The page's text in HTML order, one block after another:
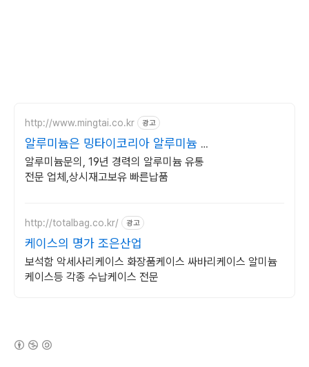
http://www.mingtai.co.kr 광고
알루미늄은 밍타이코리아 알루미늄 종
합유통회사
알루미늄문의, 19년 경력의 알루미늄 유통
전문 업체,상시재고보유 빠른납품
http://totalbag.co.kr/ 광고
케이스의 명가 조은산업
보석함 악세사리케이스 화장품케이스 싸바리케이스 알미늄
케이스등 각종 수납케이스 전문